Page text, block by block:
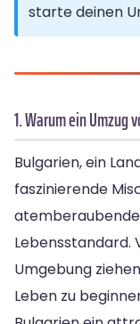
starte deinen
1. Warum ein Umzug
Bulgarien, ein
faszinierende
Lebensstandard.
Umgebung
Leben zu